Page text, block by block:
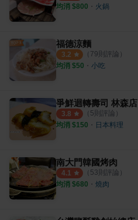
均消 $800 ・ 火鍋
福德涼麵
3.2 （ 79則評論）
均消 $50 ・ 小吃
爭鮮迴轉壽司 林森店
3.8 （ 5則評論）
均消 $150 ・ 日本料理
南大門韓國烤肉
4.1 （ 53則評論）
均消 $680 ・ 燒肉